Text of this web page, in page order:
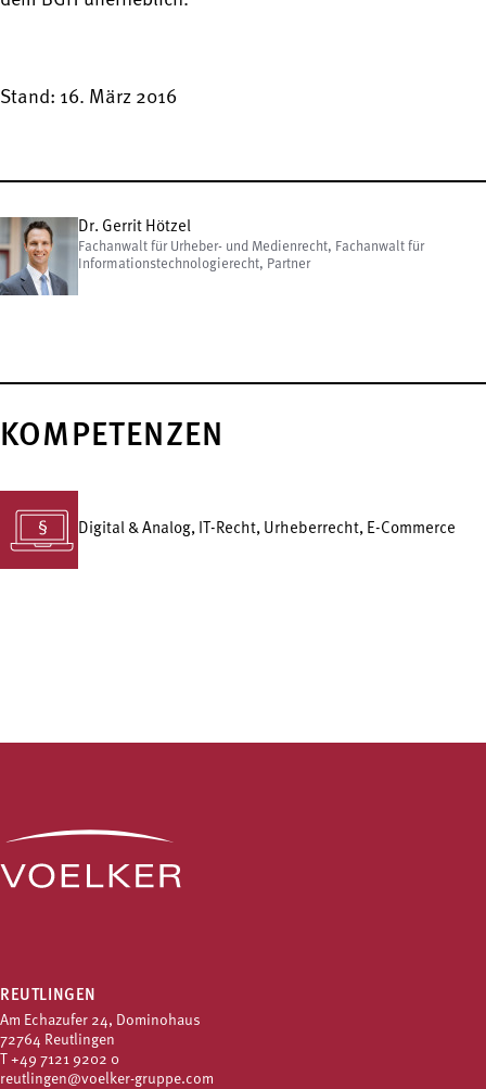
Stand: 16. März 2016
Dr. Gerrit Hötzel
Fachanwalt für Urheber- und Medienrecht, Fachanwalt für
Informationstechnologierecht, Partner
KOMPETENZEN
Digital & Analog, IT-Recht, Urheberrecht, E-Commerce
REUTLINGEN
Am Echazufer 24, Dominohaus
72764 Reutlingen
T +49 7121 9202 0
reutlingen@voelker-gruppe.com